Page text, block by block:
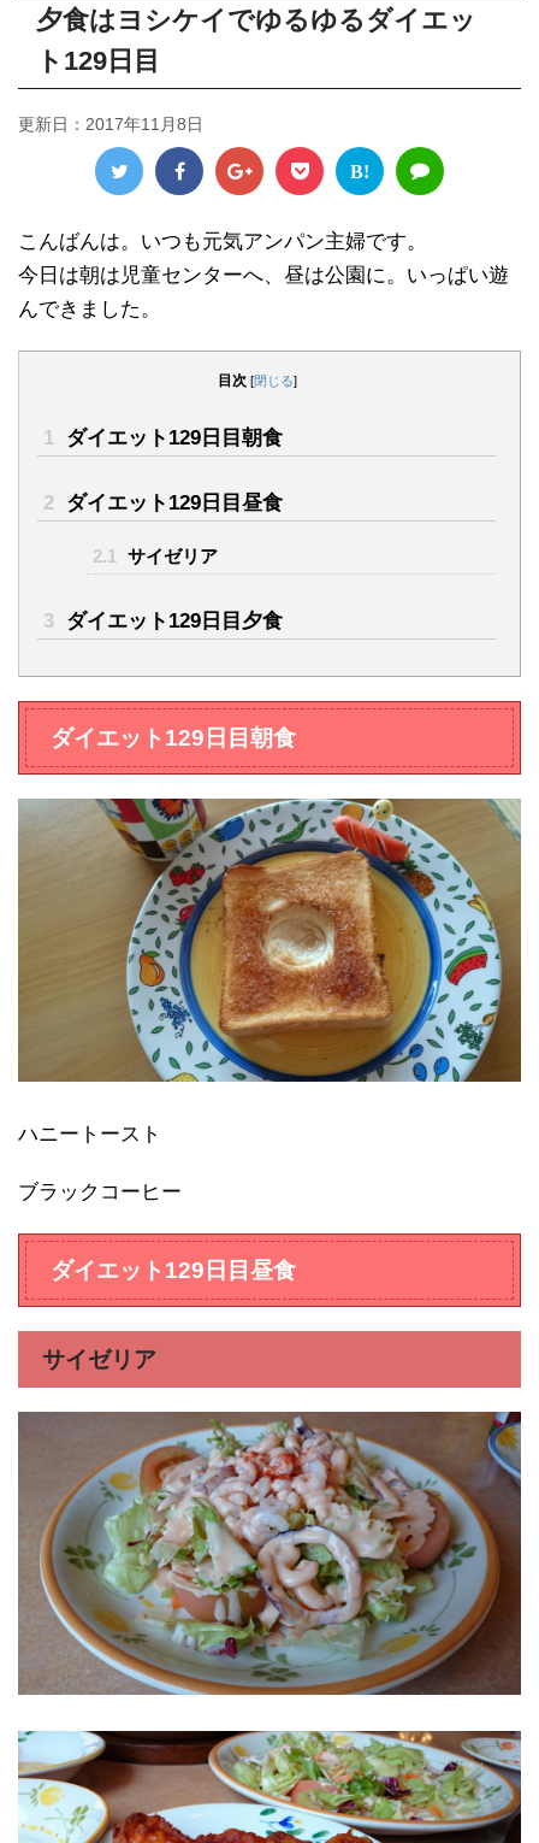
夕食はヨシケイでゆるゆるダイエッ
ト129日目
更新日： 2017年11月8日
B!
こんばんは。いつも元気アンパン主婦です。
今日は朝は児童センターへ、昼は公園に。いっぱい遊
んできました。
目次 [閉じる]
1 ダイエット129日目朝食
2 ダイエット129日目昼食
2.1 サイゼリア
3 ダイエット129日目夕食
ダイエット129日目朝食
ハニートースト
ブラックコーヒー
ダイエット129日目昼食
サイゼリア